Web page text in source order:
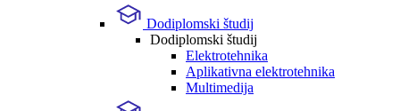
Dodiplomski študij
Dodiplomski študij
Elektrotehnika
Aplikativna elektrotehnika
Multimedija